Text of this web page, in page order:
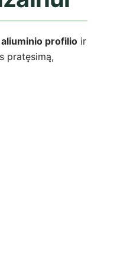
aliuminio profilio ir
pratęsimą,